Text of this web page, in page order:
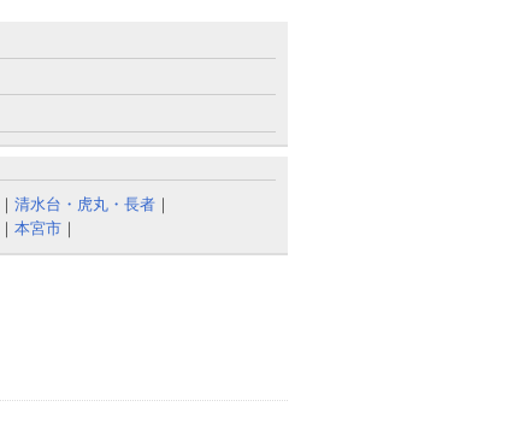
｜ 清水台・虎丸・長者 ｜
｜ 本宮市 ｜